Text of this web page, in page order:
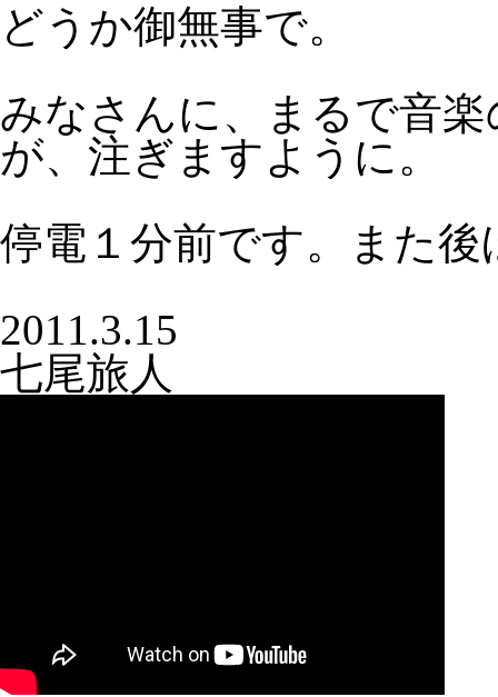
どうか御無事で。
みなさんに、まるで音
が、注ぎますように。
停電１分前です。また後
2011.3.15
七尾旅人